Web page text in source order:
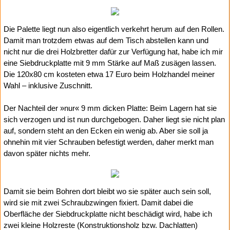
Die Palette liegt nun also eigentlich verkehrt herum auf den Rollen.
Damit man trotzdem etwas auf dem Tisch abstellen kann und
nicht nur die drei Holzbretter dafür zur Verfügung hat, habe ich mir
eine Siebdruckplatte mit 9 mm Stärke auf Maß zusägen lassen.
Die 120x80 cm kosteten etwa 17 Euro beim Holzhandel meiner
Wahl – inklusive Zuschnitt.
Der Nachteil der »nur« 9 mm dicken Platte: Beim Lagern hat sie
sich verzogen und ist nun durchgebogen. Daher liegt sie nicht plan
auf, sondern steht an den Ecken ein wenig ab. Aber sie soll ja
ohnehin mit vier Schrauben befestigt werden, daher merkt man
davon später nichts mehr.
Damit sie beim Bohren dort bleibt wo sie später auch sein soll,
wird sie mit zwei Schraubzwingen fixiert. Damit dabei die
Oberfläche der Siebdruckplatte nicht beschädigt wird, habe ich
zwei kleine Holzreste (Konstruktionsholz bzw. Dachlatten)